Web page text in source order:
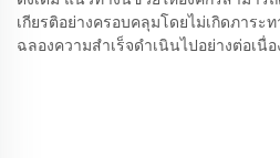
เกียรติอย่างครอบคลุมโดยไม่เกิดภาระ
ฉลองความสำเร็จดำเนินไปอย่างต่อเนื่